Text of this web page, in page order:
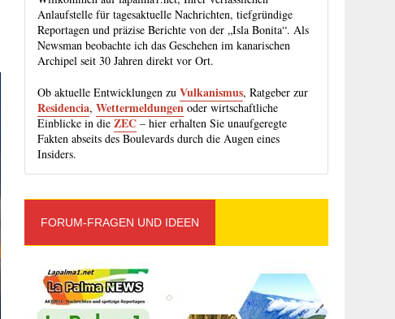
Anlaufstelle für tagesaktuelle Nachrichten, tiefgründige
Reportagen und präzise Berichte von der „Isla Bonita“. Als
Newsman beobachte ich das Geschehen im kanarischen
Archipel seit 30 Jahren direkt vor Ort.
Ob aktuelle Entwicklungen zuVulkanismus, Ratgeber zur
Residencia,Wettermeldungen oder wirtschaftliche
Einblicke in dieZEC – hier erhalten Sie unaufgeregte
Fakten abseits des Boulevards durch die Augen eines
Insiders.
FORUM-FRAGEN UND IDEEN